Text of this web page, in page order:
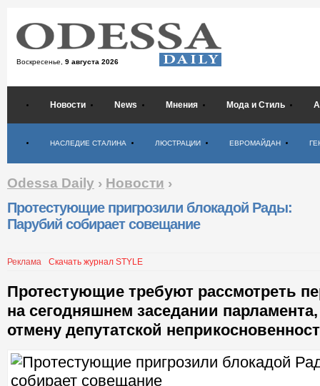
Воскресенье, 9 августа 2026
Новости News Мнения Мода и Стиль
НАСЛЕДИЕ СТАЛИНА ЛЮСТРАЦИИ ЕВРОМАЙДАН
Odessa Daily › Новости ›
Протестующие пригрозили блокадой Рады:
Парубий собирает совещание
Реклама Скачать журнал STYLE
Протестующие требуют рассмотреть
на сегодняшнем заседании
отмену депутатской